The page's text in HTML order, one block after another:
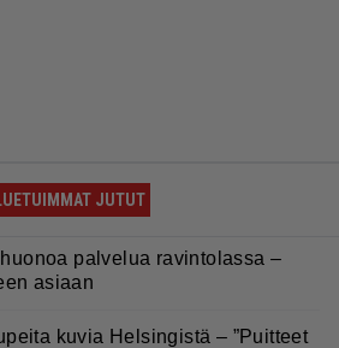
JUTUT
palvelua ravintolassa –
asiaan
kuvia Helsingistä – ”Puitteet